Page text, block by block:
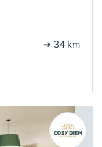
➔ 34 km